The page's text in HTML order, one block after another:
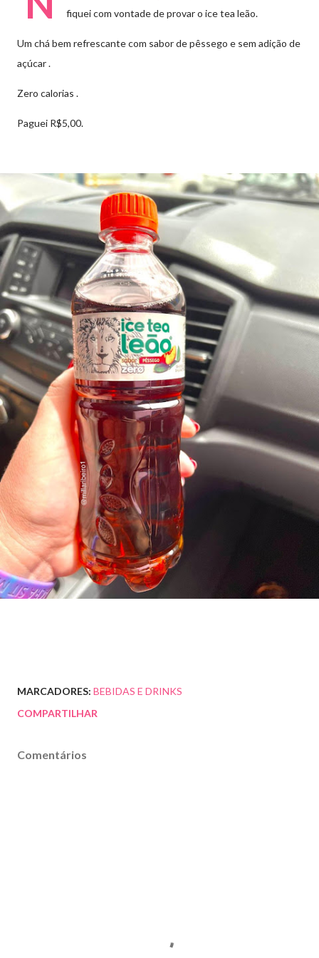
fiquei com vontade de provar o ice tea leão.
Um chá bem refrescante com sabor de pêssego e sem adição de
açúcar .
Zero calorias .
Paguei R$5,00.
MARCADORES: BEBIDAS E DRINKS
COMPARTILHAR
Comentários